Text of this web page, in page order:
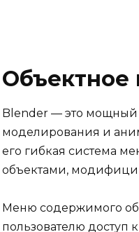
Объектное
Blender — это мощный
моделирования и
его гибкая система
объектами,
Меню содержимого
пользователю